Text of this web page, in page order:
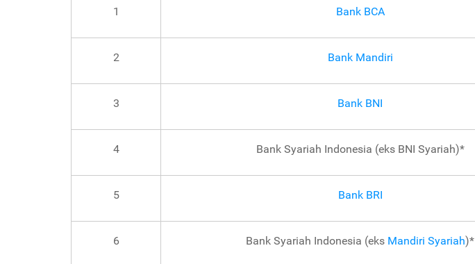
1 Bank BCA
2 Bank Mandiri
3 Bank BNI
4 Bank Syariah Indonesia (eks BNI Syariah)*
5 Bank BRI
6 Bank Syariah Indonesia (eks Mandiri Syariah)*